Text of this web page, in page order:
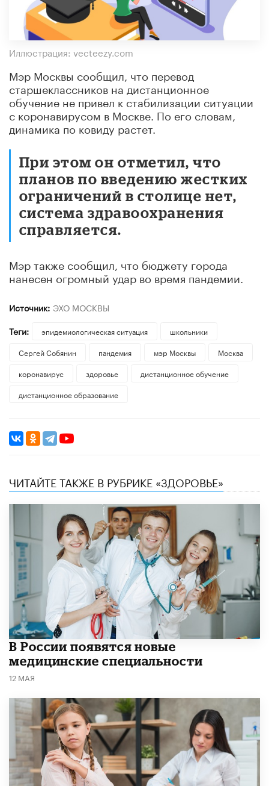
Иллюстрация: vecteezy.com
Мэр Москвы сообщил, что перевод
старшеклассников на дистанционное
обучение не привел к стабилизации ситуации
с коронавирусом в Москве. По его словам,
динамика по ковиду растет.
При этом он отметил, что
планов по введению жестких
ограничений в столице нет,
система здравоохранения
справляется.
Мэр также сообщил, что бюджету города
нанесен огромный удар во время пандемии.
Источник: ЭХО МОСКВЫ
Теги:
эпидемиологическая ситуация
школьники
Сергей Собянин
пандемия мэр Москвы
Москва
коронавирус
здоровье
дистанционное обучение
дистанционное образование
ЧИТАЙТЕ ТАКЖЕ В РУБРИКЕ «ЗДОРОВЬЕ»
В России появятся новые
медицинские специальности
12 МАЯ